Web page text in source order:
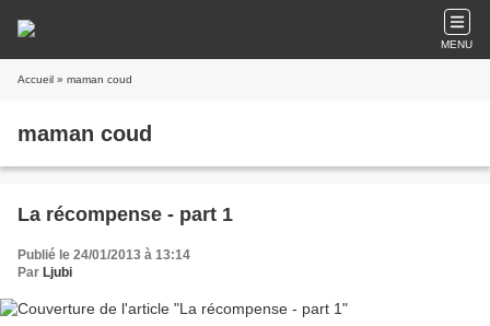
MENU
Accueil » maman coud
maman coud
La récompense - part 1
Publié le 24/01/2013 à 13:14
Par Ljubi